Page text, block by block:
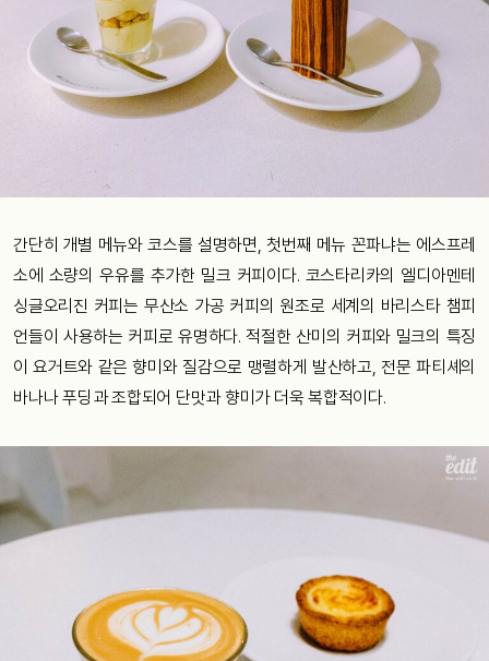
간단히 개별 메뉴와 코스를 설명하면, 첫번째 메뉴 꼰파냐는 에스프레
소에 소량의 우유를 추가한 밀크 커피이다. 코스타리카의 엘디아멘테
싱글오리진 커피는 무산소 가공 커피의 원조로 세계의 바리스타 챔피
언들이 사용하는 커피로 유명하다. 적절한 산미의 커피와 밀크의 특징
이 요거트와 같은 향미와 질감으로 맹렬하게 발산하고, 전문 파티셰의
바나나 푸딩과 조합되어 단맛과 향미가 더욱 복합적이다.